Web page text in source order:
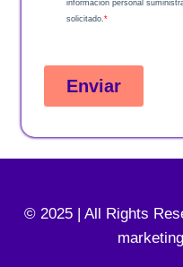
© 2025 | All Rights